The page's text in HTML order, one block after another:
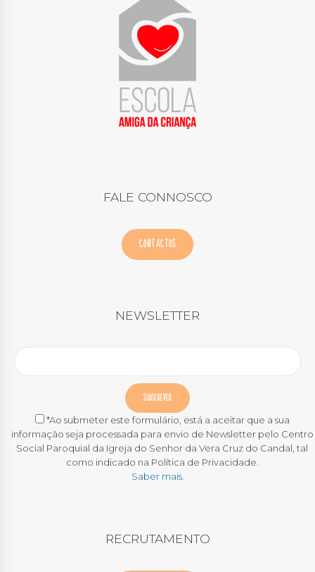
FALE CONNOSCO
CONTACTOS
NEWSLETTER
*Ao submeter este formulário, está a aceitar que a sua
informação seja processada para envio de Newsletter pelo Centro
Social Paroquial da Igreja do Senhor da Vera Cruz do Candal, tal
como indicado na Política de Privacidade.
Saber mais.
RECRUTAMENTO